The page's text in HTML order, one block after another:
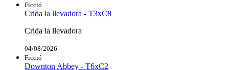
Ficció
Crida la llevadora - T3xC8
Crida la llevadora
04/08/2026
Ficció
Downton Abbey - T6xC2